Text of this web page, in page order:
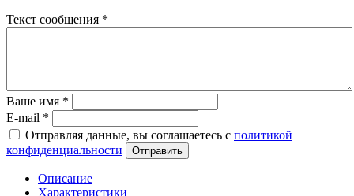
Текст сообщения *
Ваше имя *
E-mail *
Отправляя данные, вы соглашаетесь с политикой
конфиденциальности
Отправить
Описание
Характеристики